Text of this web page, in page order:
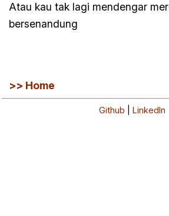
Atau kau tak lagi mendengar
bersenandung
>> Home
Github LinkedIn